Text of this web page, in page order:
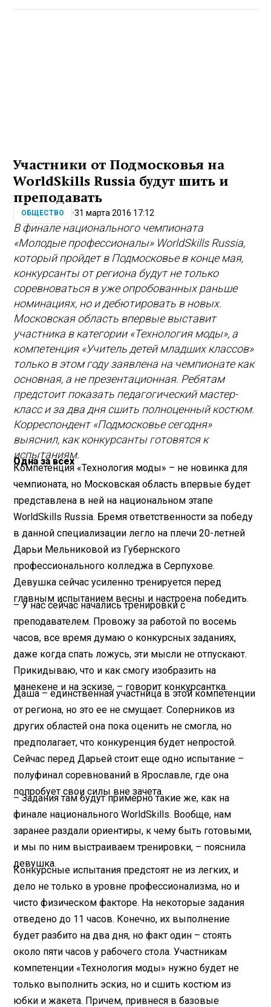
Участники от Подмосковья на
WorldSkills Russia будут шить и
преподавать
ОБЩЕСТВО 31 марта 2016 17:12
В финале национального чемпионата
«Молодые профессионалы» WorldSkills Russia,
который пройдет в Подмосковье в конце мая,
конкурсанты от региона будут не только
соревноваться в уже опробованных раньше
номинациях, но и дебютировать в новых.
Московская область впервые выставит
участника в категории «Технология моды», а
компетенция «Учитель детей младших классов»
только в этом году заявлена на чемпионате как
основная, а не презентационная. Ребятам
предстоит показать педагогический мастер-
класс и за два дня сшить полноценный костюм.
Корреспондент «Подмосковье сегодня»
выяснил, как конкурсанты готовятся к
испытаниям.
Одна за всех
Компетенция «Технология моды» – не новинка для
чемпионата, но Московская область впервые будет
представлена в ней на национальном этапе
WorldSkills Russia. Бремя ответственности за победу
в данной специализации легло на плечи 20-летней
Дарьи Мельниковой из Губернского
профессионального колледжа в Серпухове.
Девушка сейчас усиленно тренируется перед
главным испытанием весны и настроена победить.
– У нас сейчас начались тренировки с
преподавателем. Провожу за работой по восемь
часов, все время думаю о конкурсных заданиях,
даже когда спать ложусь, эти мысли не отпускают.
Прикидываю, что и как смогу изобразить на
манекене и на эскизе, – говорит конкурсантка.
Даша – единственная участница в этой компетенции
от региона, но это ее не смущает. Соперников из
других областей она пока оценить не смогла, но
предполагает, что конкуренция будет непростой.
Сейчас перед Дарьей стоит еще одно испытание –
полуфинал соревнований в Ярославле, где она
попробует свои силы вне зачета.
– Задания там будут примерно такие же, как на
финале национального WorldSkills. Вообще, нам
заранее раздали ориентиры, к чему быть готовыми,
и мы по ним выстраиваем тренировки, – пояснила
девушка.
Конкурсные испытания предстоят не из легких, и
дело не только в уровне профессионализма, но и
чисто физическом факторе. На некоторые задания
отведено до 11 часов. Конечно, их выполнение
будет разбито на два дня, но факт один – стоять
около пяти часов у рабочего стола. Участникам
компетенции «Технология моды» нужно будет не
только выполнить эскиз, но и сшить костюм из
юбки и жакета. Причем, привнеся в базовые